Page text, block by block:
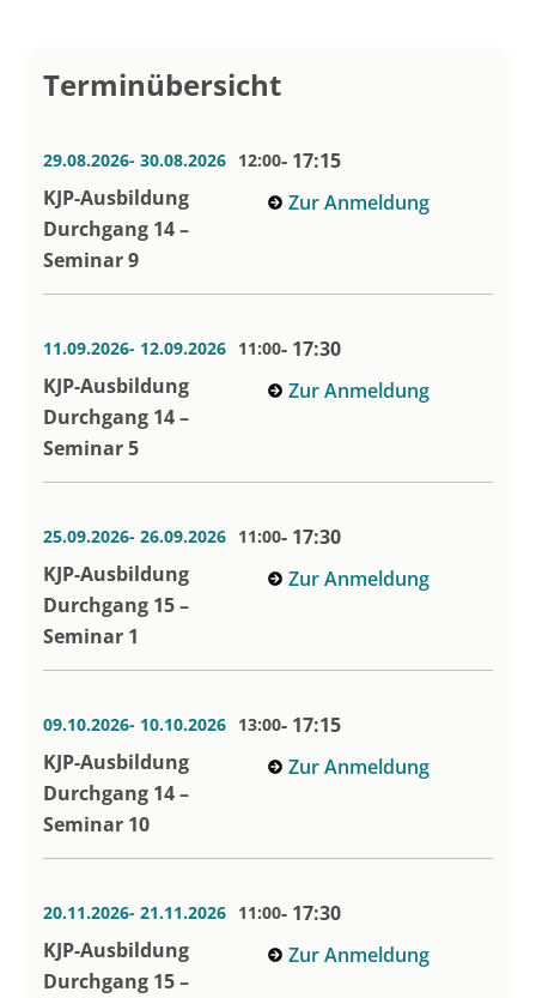
Terminübersicht
29.08.2026- 30.08.2026 12:00- 17:15
KJP-Ausbildung
Durchgang 14 –
Seminar 9
Zur Anmeldung
11.09.2026- 12.09.2026 11:00- 17:30
KJP-Ausbildung
Durchgang 14 –
Seminar 5
Zur Anmeldung
25.09.2026- 26.09.2026 11:00- 17:30
KJP-Ausbildung
Durchgang 15 –
Seminar 1
Zur Anmeldung
09.10.2026- 10.10.2026 13:00- 17:15
KJP-Ausbildung
Durchgang 14 –
Seminar 10
Zur Anmeldung
20.11.2026- 21.11.2026 11:00- 17:30
KJP-Ausbildung
Durchgang 15 –
Zur Anmeldung